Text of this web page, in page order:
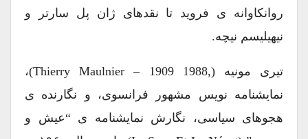
روانکاوانه ی فروید تا نقدهای ژان پل سارتر و
نیهیلیسم نیچه.
تیری مونیه (,Thierry Maulnier – 1909 1988)،
نمایشنامه نویس مشهور فرانسوی، و نگارنده ی
هجوهای سیاسی، نگارش نمایشنامه ی “عیش و